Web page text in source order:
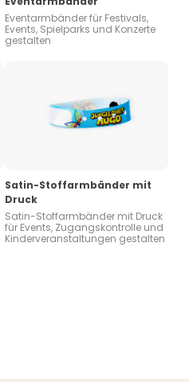
Eventarmbänder für Festivals,
Events, Spielparks und Konzerte
gestalten
Satin-Stoffarmbänder mit
Druck
Satin-Stoffarmbänder mit Druck
für Events, Zugangskontrolle und
Kinderveranstaltungen gestalten